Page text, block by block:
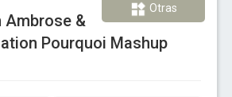
Otras
Ambrose &
Pourquoi Mashup